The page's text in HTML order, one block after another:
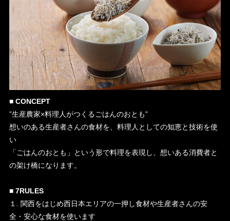
■ CONCEPT
”生産農家×料理人がつくるごはんのおとも”
想いのある生産者さんの食材を、料理人としての知恵と技術を使
い
「ごはんのおとも」という形で料理を表現し、想いある消費者と
の架け橋になります。
■ 7RULES
１. 関西をはじめ西日本エリアの一押し食材や生産者さんの安
全・安心な食材を使います